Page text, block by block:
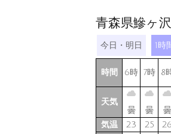
青森県鰺ヶ沢
今日・明日 1時
時間 6時 7時 8
天気
曇
曇 曇
気温
23 25 26